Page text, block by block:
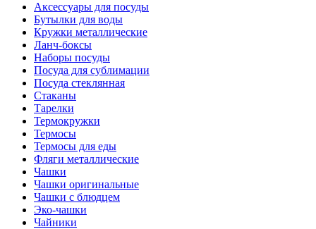
Аксессуары для посуды
Бутылки для воды
Кружки металлические
Ланч-боксы
Наборы посуды
Посуда для сублимации
Посуда стеклянная
Стаканы
Тарелки
Термокружки
Термосы
Термосы для еды
Фляги металлические
Чашки
Чашки оригинальные
Чашки с блюдцем
Эко-чашки
Чайники